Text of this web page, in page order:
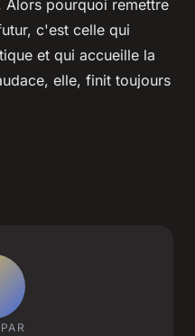
pourquoi remettre
c'est celle qui
et qui accueille la
elle, finit toujours